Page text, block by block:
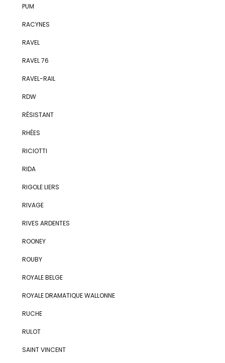
PUM
RACYNES
RAVEL
RAVEL 76
RAVEL-RAIL
RDW
RÉSISTANT
RHÉES
RICIOTTI
RIDA
RIGOLE LIERS
RIVAGE
RIVES ARDENTES
ROONEY
ROUBY
ROYALE BELGE
ROYALE DRAMATIQUE WALLONNE
RUCHE
RULOT
SAINT VINCENT